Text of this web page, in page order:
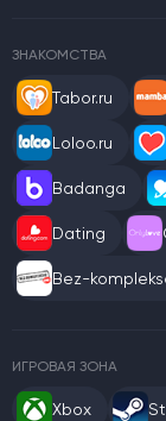
ЗНАКОМСТВА
Tabor.ru
Loloo.ru
Badanga
Dating
Bez-
ИГРОВАЯ ЗОНА
Xbox